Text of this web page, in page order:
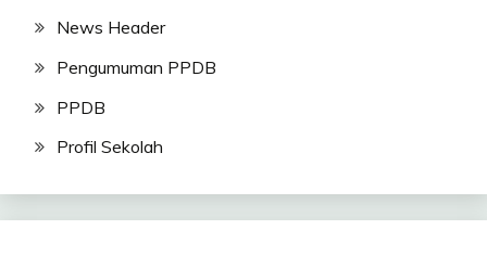
News Header
Pengumuman PPDB
PPDB
Profil Sekolah